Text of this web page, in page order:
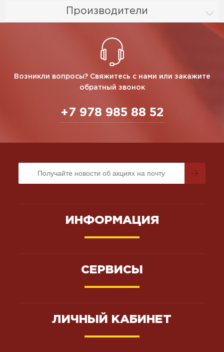
Производители
Возникли вопросы? Свяжитесь с нами или закажите
обратный звонок
+7 978 985 88 52
ИНФОРМАЦИЯ
СЕРВИСЫ
ЛИЧНЫЙ КАБИНЕТ